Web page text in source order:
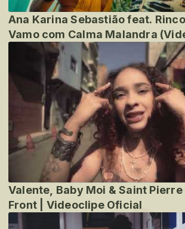
Ana Karina Sebastião feat.
Vamo com Calma Malandra
Valente, Baby Moi & Saint
Front | Videoclipe Oficial